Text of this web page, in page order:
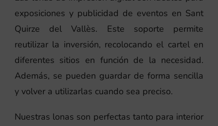
exposiciones y publicidad de eventos en Sant
Quirze del Vallès. Este soporte permite
reutilizar la inversión, recolocando el cartel en
diferentes sitios en función de la necesidad.
Además, se pueden guardar de forma sencilla
y volver a utilizarlas cuando sea preciso.
Nuestras lonas son perfectas tanto para interior